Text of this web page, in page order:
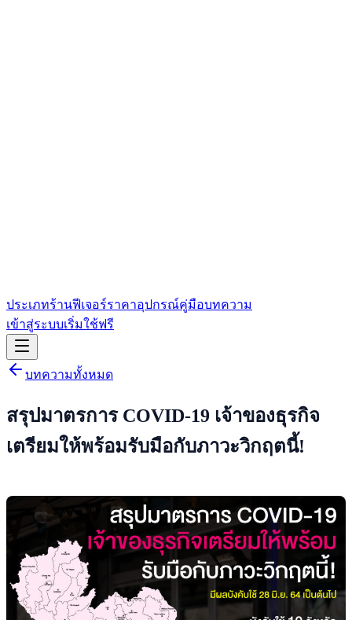
ประเภทร้านฟีเจอร์ราคาอุปกรณ์คู่มือบทความ
เข้าสู่ระบบเริ่มใช้ฟรี
บทความทั้งหมด
สรุปมาตรการ COVID-19 เจ้าของธุรกิจ
เตรียมให้พร้อมรับมือกับภาวะวิกฤตนี้!